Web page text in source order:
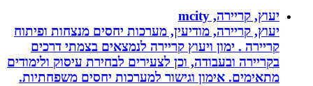
יעוץ, קריירה, mcity
יעוץ, קריירה, מודיעין, מערכות יחסים מנצחות ופיתוח
קריירה . ימון ויעוץ קריירה לנמצאים בצמתי דרכים
בקריירה ובעבודה, וכן לצעירים לבחירת עיסוק ולימודים
מתאימים. אימון וגישור למערכות יחסים משפחתיות.